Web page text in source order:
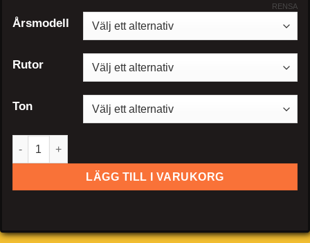
Årsmodell
Rutor
Ton
RENSA
Citroen C-Crosser mängd
LÄGG TILL I VARUKORG